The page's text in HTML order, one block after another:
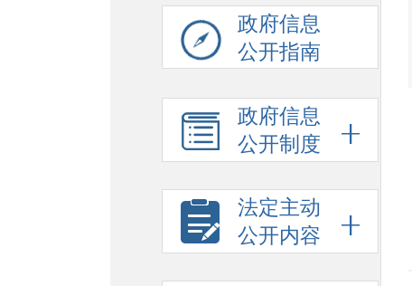
政府信息
公开指南
政府信息
公开制度
法定主动
公开内容